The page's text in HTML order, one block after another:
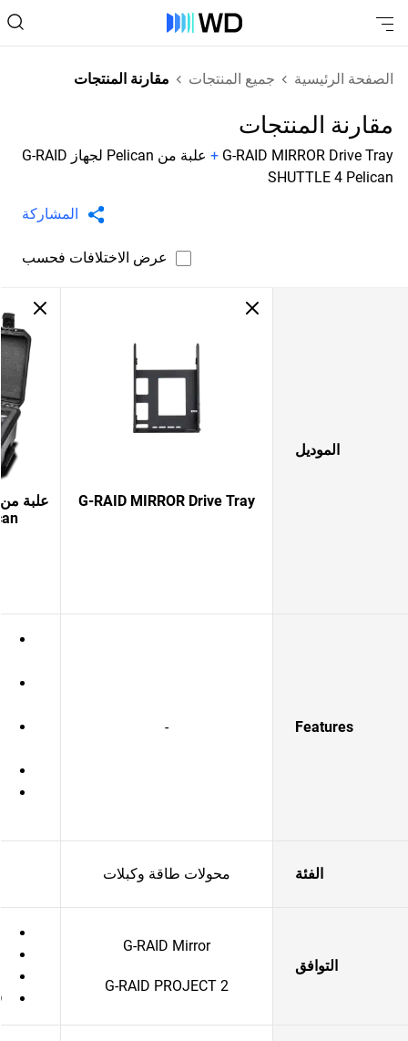
الصفحة الرئيسية جميع المنتجات مقارنة المنتجات
مقارنة المنتجات
G-RAID MIRROR Drive Tray
+
علبة من Pelican لجهاز G-RAID
SHUTTLE 4 Pelican
المشاركة
عرض الاختلافات فحسب
الموديل
G-RAID MIRROR Drive Tray
Features
-
الفئة محولات طاقة وكبلات
التوافق
G-RAID Mirror
G-RAID PROJECT 2